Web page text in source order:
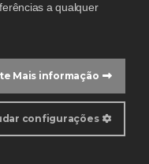
a qualquer
Mais informação
configurações